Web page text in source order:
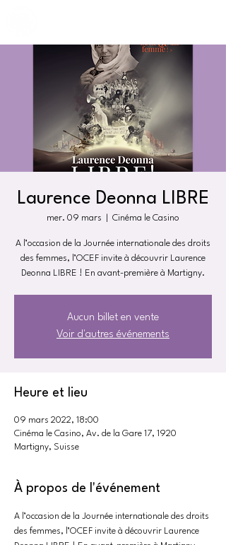
Laurence Deonna LIBRE
mer. 09 mars Cinéma le Casino
A l’occasion de la Journée internationale des droits
des femmes, l’OCEF invite à découvrir Laurence
Deonna LIBRE ! En avant-première à Martigny.
Aucun billet en vente
Voir d'autres événements
Heure et lieu
09 mars 2022, 18:00
Cinéma le Casino, Av. de la Gare 17, 1920
Martigny, Suisse
À propos de l'événement
A l’occasion de la Journée internationale des droits
des femmes, l’OCEF invite à découvrir Laurence